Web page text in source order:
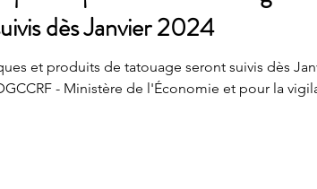
dès Janvier 2024
et produits de tatouage seront suivis dès
- Ministère de l'Économie et pour la vigilance